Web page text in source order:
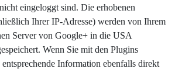
eingeloggt sind. Die erhobenen
Ihrer IP-Adresse) werden von Ihrem
Server von Google+ in die USA
Wenn Sie mit den Plugins
Information ebenfalls direkt